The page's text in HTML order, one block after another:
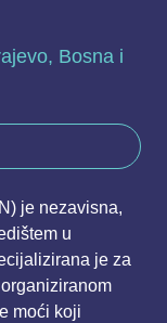
Bosna i
je nezavisna,
u
je za
moći koji